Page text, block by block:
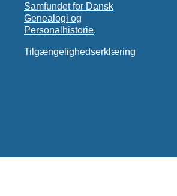
Samfundet for Dansk
Genealogi og
Personalhistorie.
Tilgængelighedserklæring